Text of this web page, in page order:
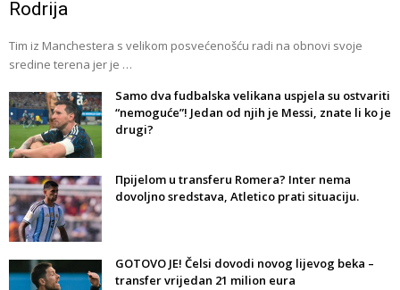
Rodrija
Tim iz Manchestera s velikom posvećenošću radi na obnovi svoje
sredine terena jer je …
Samo dva fudbalska velikana uspjela su ostvariti
“nemoguće”! Jedan od njih je Messi, znate li ko je
drugi?
Прijelom u transferu Romera? Inter nema
dovoljno sredstava, Atletico prati situaciju.
GOTOVO JE! Čelsi dovodi novog lijevog beka –
transfer vrijedan 21 milion eura